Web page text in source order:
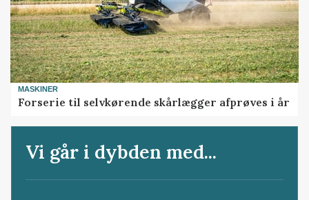
MASKINER
Forserie til selvkørende skårlægger afprøves i år
Vi går i dybden med...